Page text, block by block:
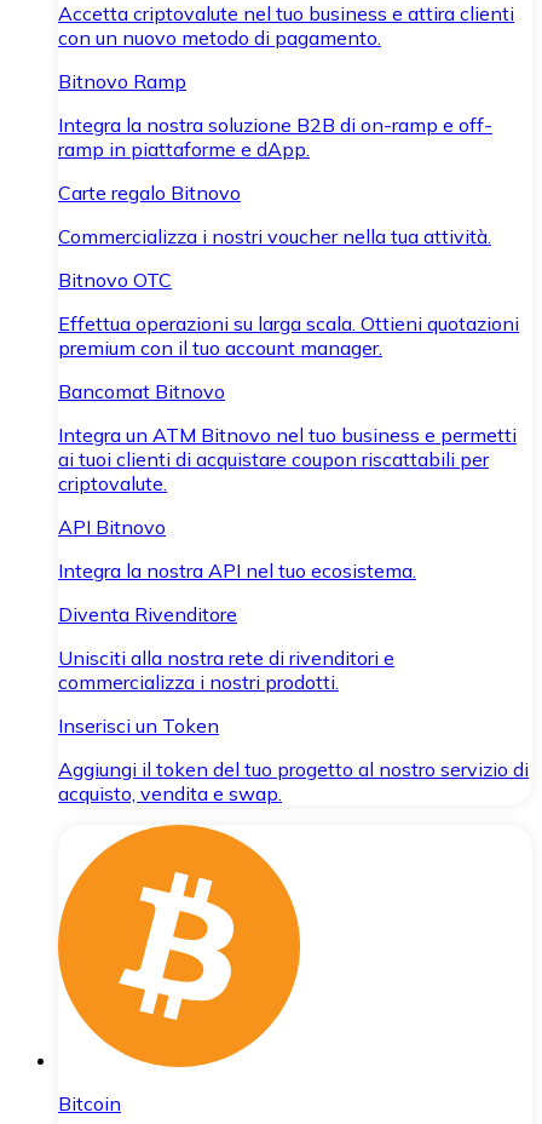
Accetta criptovalute nel tuo business e attira clienti
con un nuovo metodo di pagamento.
Bitnovo Ramp
Integra la nostra soluzione B2B di on-ramp e off-
ramp in piattaforme e dApp.
Carte regalo Bitnovo
Commercializza i nostri voucher nella tua attività.
Bitnovo OTC
Effettua operazioni su larga scala. Ottieni quotazioni
premium con il tuo account manager.
Bancomat Bitnovo
Integra un ATM Bitnovo nel tuo business e permetti
ai tuoi clienti di acquistare coupon riscattabili per
criptovalute.
API Bitnovo
Integra la nostra API nel tuo ecosistema.
Diventa Rivenditore
Unisciti alla nostra rete di rivenditori e
commercializza i nostri prodotti.
Inserisci un Token
Aggiungi il token del tuo progetto al nostro servizio di
acquisto, vendita e swap.
Bitcoin